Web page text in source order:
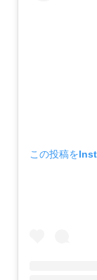
この投稿を